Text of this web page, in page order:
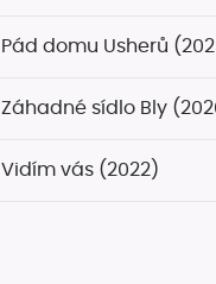
Pád domu Usherů
Záhadné sídlo Bly
Vidím vás (2022)
Nejlepší horory - Kde